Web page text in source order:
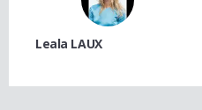
Leala LAUX